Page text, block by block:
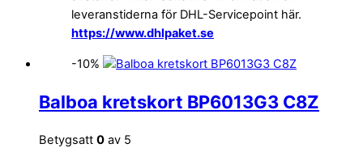
leveranstiderna för DHL-Servicepoint här.
https://www.dhlpaket.se
-10%
Balboa kretskort BP6013G3 C8Z
Betygsatt 0 av 5